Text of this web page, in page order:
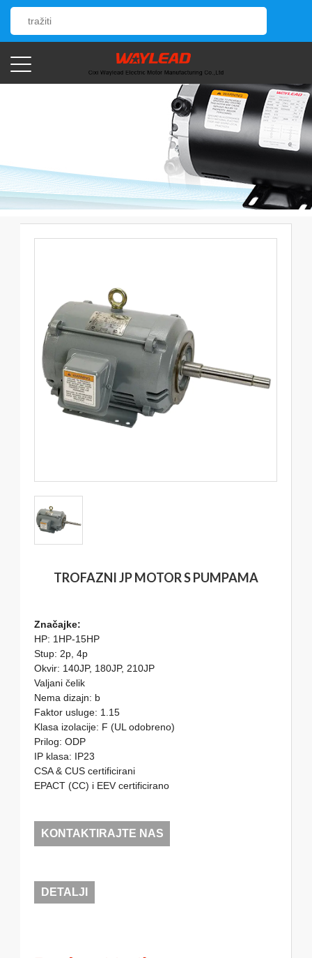
TROFAZNI JP MOTOR S PUMPAMA
Značajke:
HP: 1HP-15HP
Stup: 2p, 4p
Okvir: 140JP, 180JP, 210JP
Valjani čelik
Nema dizajn: b
Faktor usluge: 1.15
Klasa izolacije: F (UL odobreno)
Prilog: ODP
IP klasa: IP23
CSA & CUS certificirani
EPACT (CC) i EEV certificirano
KONTAKTIRAJTE NAS
DETALJI